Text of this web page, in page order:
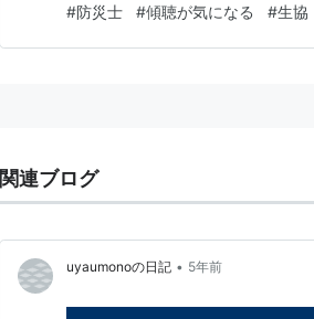
に分けてぶっとばす内容を書いて
臭い仕事から学びたいこと 絵本の
#防災士 #傾聴が気になる #生協
関連ブログ
uyaumonoの日記 • 5年前